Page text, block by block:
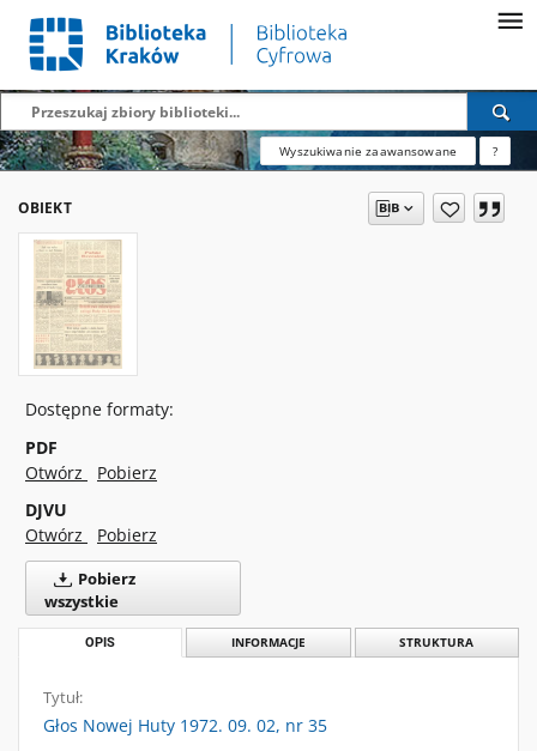
Wyszukiwanie zaawansowane ?
OBIEKT
Dostępne formaty:
PDF
Otwórz
Pobierz
DJVU
Otwórz
Pobierz
Pobierz
wszystkie
OPIS INFORMACJE STRUKTURA
Tytuł:
Głos Nowej Huty 1972. 09. 02, nr 35